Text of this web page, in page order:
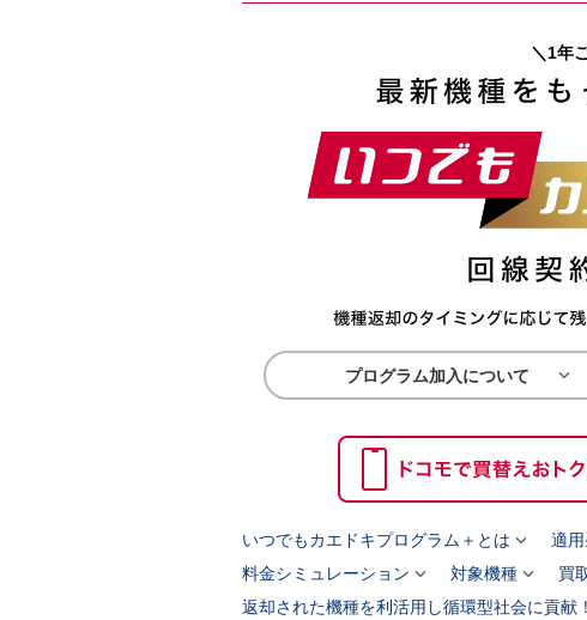
＼1年
プログラム加入について 
いつでもカエドキプログラム＋とは  適
料金シミュレーション  対象機種 買
返却された機種を利活用し循環型社会に貢献！